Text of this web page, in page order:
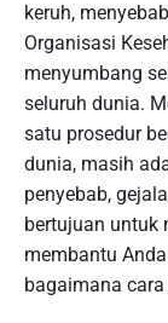
keruh,
Organisasi
menyumbang
seluruh dunia.
satu prosedur
dunia, masih
penyebab,
bertujuan untuk
membantu
bagaimana